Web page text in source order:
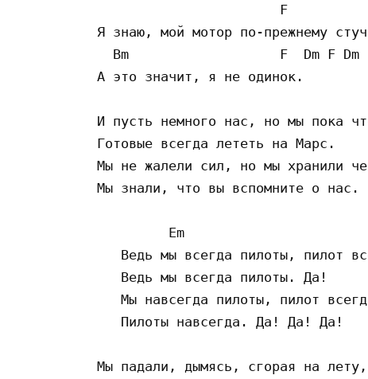
                       F
Я знаю, мой мотор по-прежнему
Bm                   F  Dm F Dm
А это значит, я не одинок.
И пусть немного нас, но мы пока
Готовые всегда лететь на Марс.
Мы не жалели сил, но мы хранили
Мы знали, что вы вспомните о нас.
         Em
Ведь мы всегда пилоты, пилот
   Ведь мы всегда пилоты. Да!
Мы навсегда пилоты, пилот
   Пилоты навсегда. Да! Да! Да!
Мы падали, дымясь, сгорая на лету,